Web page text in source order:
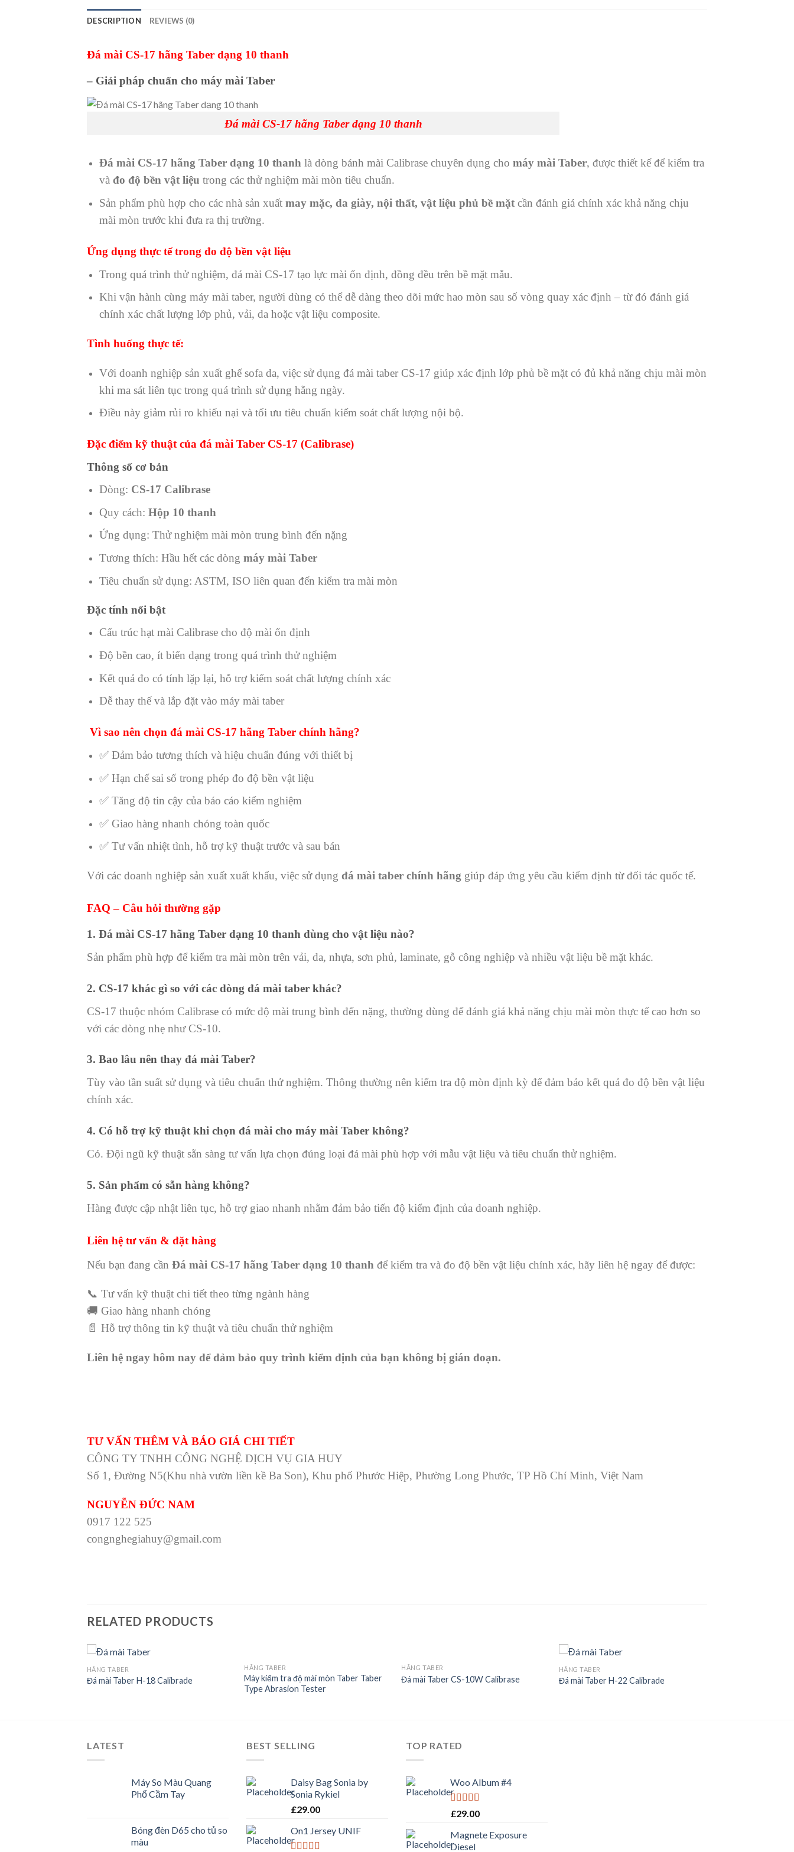
DESCRIPTION REVIEWS (0)
Đá mài CS-17 hãng Taber dạng 10 thanh
– Giải pháp chuẩn cho máy mài Taber
Đá mài CS-17 hãng Taber dạng 10 thanh
Đá mài CS-17 hãng Taber dạng 10 thanhlà dòng bánh mài Calibrase chuyên dụng cho máy mài Taber, được thiết kế để kiểm tra
và đo độ bền vật liệu trong các thử nghiệm mài mòn tiêu chuẩn.
Sản phẩm phù hợp cho các nhà sản xuất may mặc, da giày, nội thất, vật liệu phủ bề mặtcần đánh giá chính xác khả năng chịu
mài mòn trước khi đưa ra thị trường.
Ứng dụng thực tế trong đo độ bền vật liệu
Trong quá trình thử nghiệm, đá mài CS-17 tạo lực mài ổn định, đồng đều trên bề mặt mẫu.
Khi vận hành cùng máy mài taber, người dùng có thể dễ dàng theo dõi mức hao mòn sau số vòng quay xác định – từ đó đánh giá
chính xác chất lượng lớp phủ, vải, da hoặc vật liệu composite.
Tình huống thực tế:
Với doanh nghiệp sản xuất ghế sofa da, việc sử dụng đá mài taber CS-17 giúp xác định lớp phủ bề mặt có đủ khả năng chịu mài mòn
khi ma sát liên tục trong quá trình sử dụng hằng ngày.
Điều này giảm rủi ro khiếu nại và tối ưu tiêu chuẩn kiểm soát chất lượng nội bộ.
Đặc điểm kỹ thuật của đá mài Taber CS-17 (Calibrase)
Thông số cơ bản
Dòng: CS-17 Calibrase
Quy cách: Hộp 10 thanh
Ứng dụng: Thử nghiệm mài mòn trung bình đến nặng
Tương thích: Hầu hết các dòng máy mài Taber
Tiêu chuẩn sử dụng: ASTM, ISO liên quan đến kiểm tra mài mòn
Đặc tính nổi bật
Cấu trúc hạt mài Calibrase cho độ mài ổn định
Độ bền cao, ít biến dạng trong quá trình thử nghiệm
Kết quả đo có tính lặp lại, hỗ trợ kiểm soát chất lượng chính xác
Dễ thay thế và lắp đặt vào máy mài taber
Vì sao nên chọn đá mài CS-17 hãng Taber chính hãng?
✅ Đảm bảo tương thích và hiệu chuẩn đúng với thiết bị
✅ Hạn chế sai số trong phép đo độ bền vật liệu
✅ Tăng độ tin cậy của báo cáo kiểm nghiệm
✅ Giao hàng nhanh chóng toàn quốc
✅ Tư vấn nhiệt tình, hỗ trợ kỹ thuật trước và sau bán
Với các doanh nghiệp sản xuất xuất khẩu, việc sử dụng đá mài taber chính hãng giúp đáp ứng yêu cầu kiểm định từ đối tác quốc tế.
FAQ – Câu hỏi thường gặp
1. Đá mài CS-17 hãng Taber dạng 10 thanh dùng cho vật liệu nào?
Sản phẩm phù hợp để kiểm tra mài mòn trên vải, da, nhựa, sơn phủ, laminate, gỗ công nghiệp và nhiều vật liệu bề mặt khác.
2. CS-17 khác gì so với các dòng đá mài taber khác?
CS-17 thuộc nhóm Calibrase có mức độ mài trung bình đến nặng, thường dùng để đánh giá khả năng chịu mài mòn thực tế cao hơn so
với các dòng nhẹ như CS-10.
3. Bao lâu nên thay đá mài Taber?
Tùy vào tần suất sử dụng và tiêu chuẩn thử nghiệm. Thông thường nên kiểm tra độ mòn định kỳ để đảm bảo kết quả đo độ bền vật liệu
chính xác.
4. Có hỗ trợ kỹ thuật khi chọn đá mài cho máy mài Taber không?
Có. Đội ngũ kỹ thuật sẵn sàng tư vấn lựa chọn đúng loại đá mài phù hợp với mẫu vật liệu và tiêu chuẩn thử nghiệm.
5. Sản phẩm có sẵn hàng không?
Hàng được cập nhật liên tục, hỗ trợ giao nhanh nhằm đảm bảo tiến độ kiểm định của doanh nghiệp.
Liên hệ tư vấn & đặt hàng
Nếu bạn đang cần Đá mài CS-17 hãng Taber dạng 10 thanh để kiểm tra và đo độ bền vật liệu chính xác, hãy liên hệ ngay để được:
📞 Tư vấn kỹ thuật chi tiết theo từng ngành hàng
🚚 Giao hàng nhanh chóng
📄 Hỗ trợ thông tin kỹ thuật và tiêu chuẩn thử nghiệm
Liên hệ ngay hôm nay để đảm bảo quy trình kiểm định của bạn không bị gián đoạn.
TƯ VẤN THÊM VÀ BÁO GIÁ CHI TIẾT
CÔNG TY TNHH CÔNG NGHỆ DỊCH VỤ GIA HUY
Số 1, Đường N5(Khu nhà vườn liền kề Ba Son), Khu phố Phước Hiệp, Phường Long Phước, TP Hồ Chí Minh, Việt Nam
NGUYỄN ĐỨC NAM
0917 122 525
congnghegiahuy@gmail.com
RELATED PRODUCTS
HÃNG TABER
Đá mài Taber H-18 Calibrade
HÃNG TABER
Máy kiểm tra độ mài mòn Taber Taber
Type Abrasion Tester
HÃNG TABER
Đá mài Taber CS-10W Calibrase
HÃNG TABER
Đá mài Taber H-22 Calibrade
LATEST
Máy So Màu Quang
Phổ Cầm Tay
Bóng đèn D65 cho tủ so
màu
BEST SELLING
Daisy Bag Sonia by
Sonia Rykiel
£29.00
On1 Jersey UNIF
TOP RATED
Woo Album #4
Rated5.00
£29.00
Magnete Exposure
Diesel